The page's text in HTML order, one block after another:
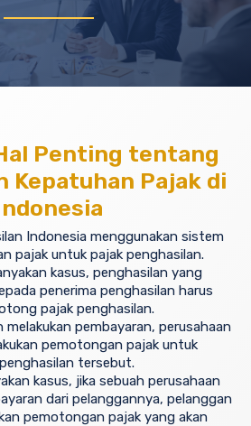
Penting tentang
Kepatuhan Pajak di
Indonesia menggunakan sistem
pajak untuk pajak penghasilan.
kasus, penghasilan yang
penerima penghasilan harus
pajak penghasilan.
melakukan pembayaran, perusahaan
pemotongan pajak untuk
penghasilan tersebut.
kasus, jika sebuah perusahaan
dari pelanggannya, pelanggan
pemotongan pajak yang akan